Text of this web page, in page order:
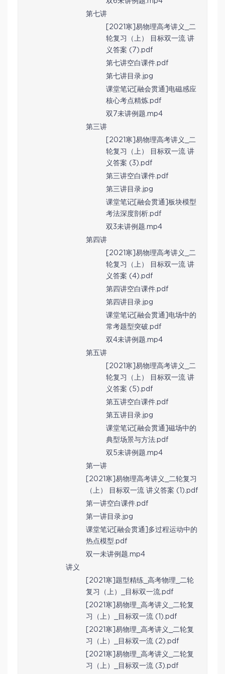
第七讲
[2021寒]易物理高考讲义_二
轮复习（上） 目标双一流 讲
义答案 (7).pdf
第七讲空白课件.pdf
第七讲目录.jpg
课堂笔记[融会贯通]电磁感应
核心考点精炼.pdf
双7未讲例题.mp4
第三讲
[2021寒]易物理高考讲义_二
轮复习（上） 目标双一流 讲
义答案 (3).pdf
第三讲空白课件.pdf
第三讲目录.jpg
课堂笔记[融会贯通]板块模型
考法深度剖析.pdf
双3未讲例题.mp4
第四讲
[2021寒]易物理高考讲义_二
轮复习（上） 目标双一流 讲
义答案 (4).pdf
第四讲空白课件.pdf
第四讲目录.jpg
课堂笔记[融会贯通]电场中的
常考题型突破.pdf
双4未讲例题.mp4
第五讲
[2021寒]易物理高考讲义_二
轮复习（上） 目标双一流 讲
义答案 (5).pdf
第五讲空白课件.pdf
第五讲目录.jpg
课堂笔记[融会贯通]磁场中的
典型场景与方法.pdf
双5未讲例题.mp4
第一讲
[2021寒]易物理高考讲义_二轮复习
（上） 目标双一流 讲义答案 (1).pdf
第一讲空白课件.pdf
第一讲目录.jpg
课堂笔记[融会贯通]多过程运动中的
热点模型.pdf
双一未讲例题.mp4
讲义
[2021寒]题型精练_高考物理_二轮
复习（上）_目标双一流.pdf
[2021寒]易物理_高考讲义_二轮复
习（上）_目标双一流 (1).pdf
[2021寒]易物理_高考讲义_二轮复
习（上）_目标双一流 (2).pdf
[2021寒]易物理_高考讲义_二轮复
习（上）_目标双一流 (3).pdf